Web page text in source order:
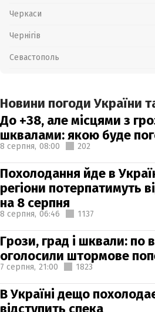
Черкаси
Чернігів
Севастополь
Новини погоди України
До +38, але місцями з
шквалами: якою буде
8 серпня, 08:00 202
Похолодання йде в
регіони потерпатимуть
на 8 серпня
8 серпня, 06:46 1137
Грози, град і шквали: по
оголосили штормове
7 серпня, 21:00 1823
В Україні дещо
відступить спека